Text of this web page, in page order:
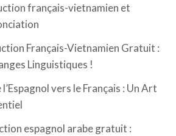
français-vietnamien et
Français-Vietnamien Gratuit :
Linguistiques !
vers le Français : Un Art
espagnol arabe gratuit :